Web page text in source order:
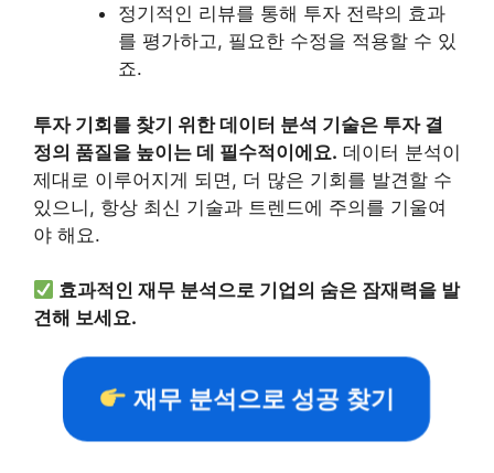
정기적인 리뷰를 통해 투자 전략의 효과
를 평가하고, 필요한 수정을 적용할 수 있
죠.
투자 기회를 찾기 위한 데이터 분석 기술은 투자 결
정의 품질을 높이는 데 필수적이에요. 데이터 분석이
제대로 이루어지게 되면, 더 많은 기회를 발견할 수
있으니, 항상 최신 기술과 트렌드에 주의를 기울여
야 해요.
효과적인 재무 분석으로 기업의 숨은 잠재력을 발
견해 보세요.
재무 분석으로 성공 찾기